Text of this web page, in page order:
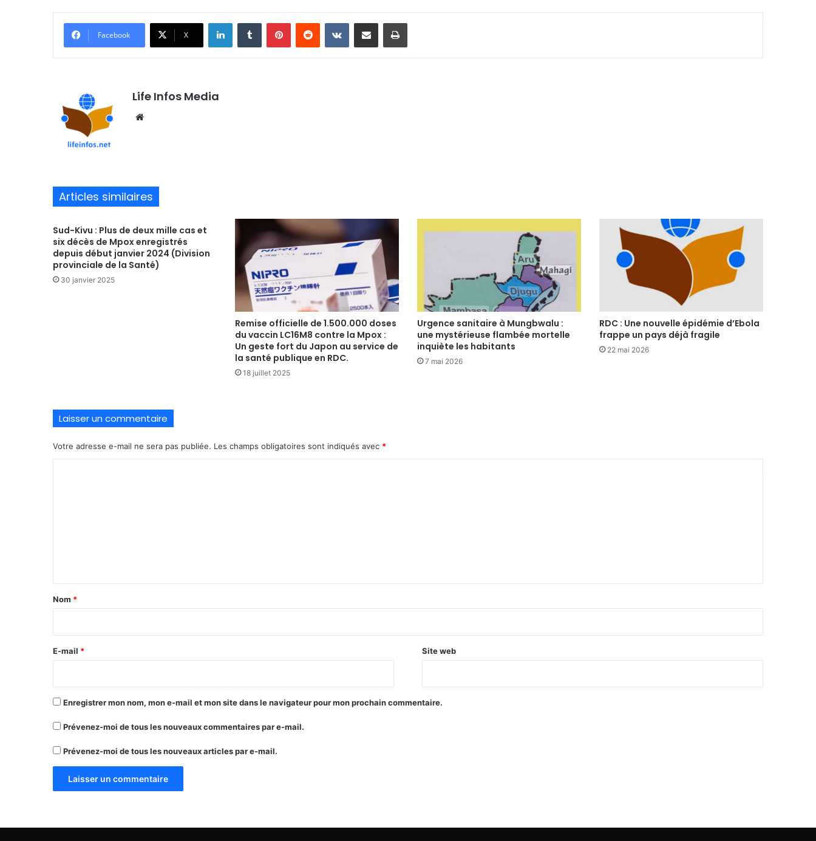
Facebook X
Life Infos Media
Articles similaires
Sud-Kivu : Plus de deux mille cas et
six décès de Mpox enregistrés
depuis début janvier 2024 (Division
provinciale de la Santé)
30 janvier 2025
Remise officielle de 1.500.000 doses
du vaccin LC16M8 contre la Mpox :
Un geste fort du Japon au service de
la santé publique en RDC.
18 juillet 2025
Urgence sanitaire à Mungbwalu :
une mystérieuse flambée mortelle
inquiète les habitants
7 mai 2026
RDC : Une nouvelle épidémie d’Ebola
frappe un pays déjà fragile
22 mai 2026
Laisser un commentaire
Votre adresse e-mail ne sera pas publiée. Les champs obligatoires sont indiqués avec *
a
e
Nom *
E-mail * Site web
Enregistrer mon nom, mon e-mail et mon site dans le navigateur pour mon prochain commentaire.
Prévenez-moi de tous les nouveaux commentaires par e-mail.
Prévenez-moi de tous les nouveaux articles par e-mail.